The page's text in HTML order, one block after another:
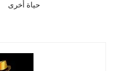
حياة أخرى